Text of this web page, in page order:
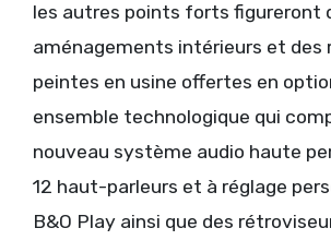
les autres points forts figureront
aménagements intérieurs et des
peintes en usine offertes en
ensemble technologique qui
nouveau système audio haute
12 haut-parleurs et à réglage
B&O Play ainsi que des